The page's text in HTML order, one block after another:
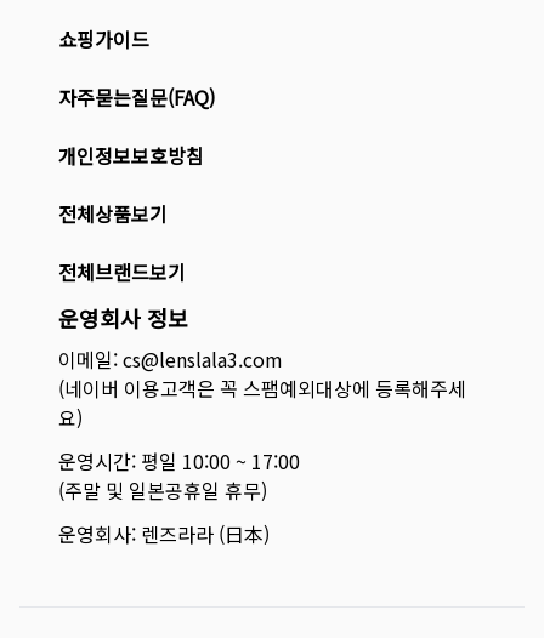
쇼핑가이드
자주묻는질문(FAQ)
개인정보보호방침
전체상품보기
전체브랜드보기
운영회사 정보
이메일: cs@lenslala3.com
(네이버 이용고객은 꼭 스팸예외대상에 등록해주세
요)
운영시간: 평일 10:00 ~ 17:00
(주말 및 일본공휴일 휴무)
운영회사: 렌즈라라 (日本)